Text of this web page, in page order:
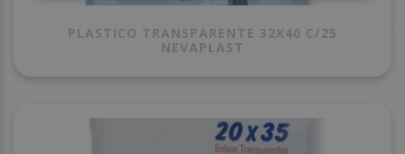
PLASTICO TRANSPARENTE 32X40 C/25
NEVAPLAST